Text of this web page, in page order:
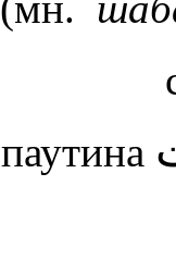
паутина